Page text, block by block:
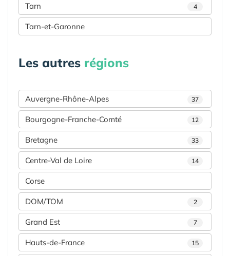
Tarn 4
Tarn-et-Garonne
Les autres régions
Auvergne-Rhône-Alpes 37
Bourgogne-Franche-Comté 12
Bretagne 33
Centre-Val de Loire 14
Corse
DOM/TOM 2
Grand Est 7
Hauts-de-France 15